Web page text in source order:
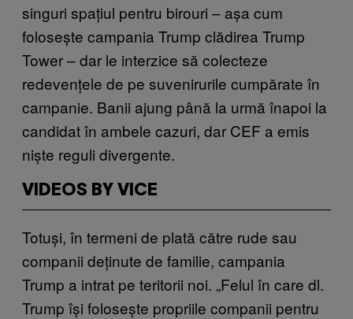
singuri spațiul pentru birouri – așa cum
folosește campania Trump clădirea Trump
Tower – dar le interzice să colecteze
redevențele de pe suvenirurile cumpărate în
campanie. Banii ajung până la urmă înapoi la
candidat în ambele cazuri, dar CEF a emis
niște reguli divergente.
VIDEOS BY VICE
Totuși, în termeni de plată către rude sau
companii deținute de familie, campania
Trump a intrat pe teritorii noi. „Felul în care dl.
Trump își folosește propriile companii pentru